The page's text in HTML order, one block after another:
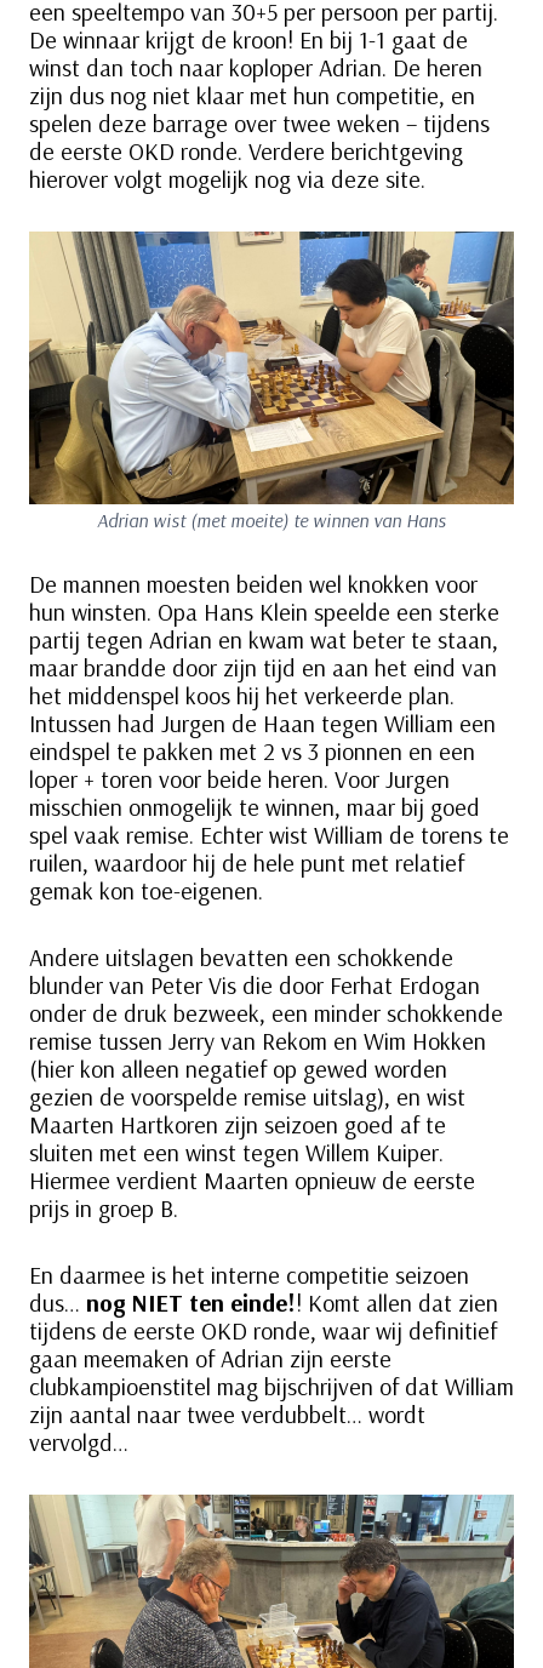
een speeltempo van 30+5 per persoon per partij.
De winnaar krijgt de kroon! En bij 1-1 gaat de
winst dan toch naar koploper Adrian. De heren
zijn dus nog niet klaar met hun competitie, en
spelen deze barrage over twee weken – tijdens
de eerste OKD ronde. Verdere berichtgeving
hierover volgt mogelijk nog via deze site.
Adrian wist (met moeite) te winnen van Hans
De mannen moesten beiden wel knokken voor
hun winsten. Opa Hans Klein speelde een sterke
partij tegen Adrian en kwam wat beter te staan,
maar brandde door zijn tijd en aan het eind van
het middenspel koos hij het verkeerde plan.
Intussen had Jurgen de Haan tegen William een
eindspel te pakken met 2 vs 3 pionnen en een
loper + toren voor beide heren. Voor Jurgen
misschien onmogelijk te winnen, maar bij goed
spel vaak remise. Echter wist William de torens te
ruilen, waardoor hij de hele punt met relatief
gemak kon toe-eigenen.
Andere uitslagen bevatten een schokkende
blunder van Peter Vis die door Ferhat Erdogan
onder de druk bezweek, een minder schokkende
remise tussen Jerry van Rekom en Wim Hokken
(hier kon alleen negatief op gewed worden
gezien de voorspelde remise uitslag), en wist
Maarten Hartkoren zijn seizoen goed af te
sluiten met een winst tegen Willem Kuiper.
Hiermee verdient Maarten opnieuw de eerste
prijs in groep B.
En daarmee is het interne competitie seizoen
dus… nog NIET ten einde!! Komt allen dat zien
tijdens de eerste OKD ronde, waar wij definitief
gaan meemaken of Adrian zijn eerste
clubkampioenstitel mag bijschrijven of dat William
zijn aantal naar twee verdubbelt… wordt
vervolgd…